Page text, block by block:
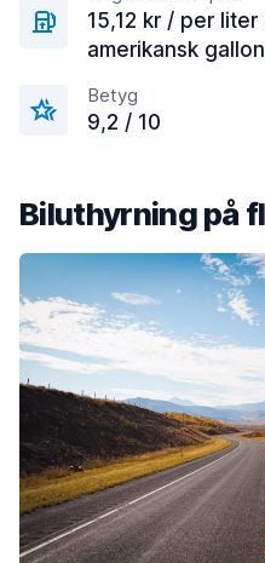
15,12 kr / per
amerikansk gallon
Betyg
9,2 / 10
Biluthyrning på